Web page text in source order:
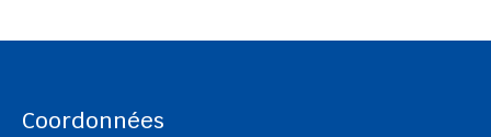
Coordonnées